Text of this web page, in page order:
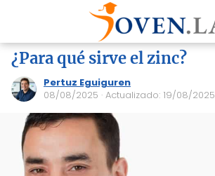
¿Para qué sirve el zinc?
Pertuz Eguiguren
08/08/2025 · Actualizado: 19/08/2025